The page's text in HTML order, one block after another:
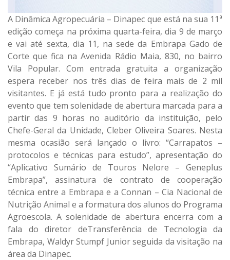
A Dinâmica Agropecuária – Dinapec que está na sua 11ª
edição começa na próxima quarta-feira, dia 9 de março
e vai até sexta, dia 11, na sede da Embrapa Gado de
Corte que fica na Avenida Rádio Maia, 830, no bairro
Vila Popular. Com entrada gratuita a organização
espera receber nos três dias de feira mais de 2 mil
visitantes. E já está tudo pronto para a realização do
evento que tem solenidade de abertura marcada para a
partir das 9 horas no auditório da instituição, pelo
Chefe-Geral da Unidade, Cleber Oliveira Soares. Nesta
mesma ocasião será lançado o livro: “Carrapatos –
protocolos e técnicas para estudo”, apresentação do
“Aplicativo Sumário de Touros Nelore – Geneplus
Embrapa”, assinatura de contrato de cooperação
técnica entre a Embrapa e a Connan – Cia Nacional de
Nutrição Animal e a formatura dos alunos do Programa
Agroescola. A solenidade de abertura encerra com a
fala do diretor deTransferência de Tecnologia da
Embrapa, Waldyr Stumpf Junior seguida da visitação na
área da Dinapec.